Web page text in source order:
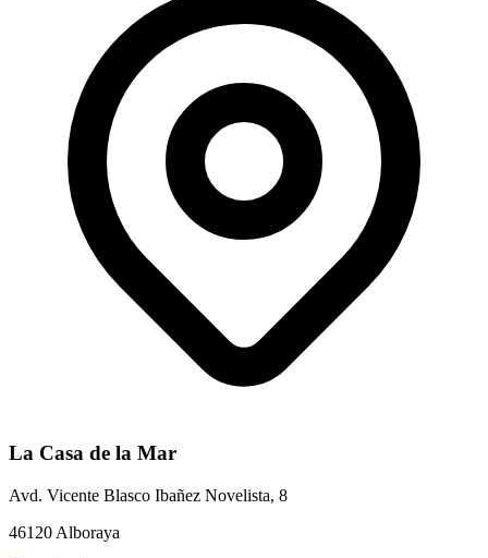
La Casa de la Mar
Avd. Vicente Blasco Ibañez Novelista, 8
46120 Alboraya